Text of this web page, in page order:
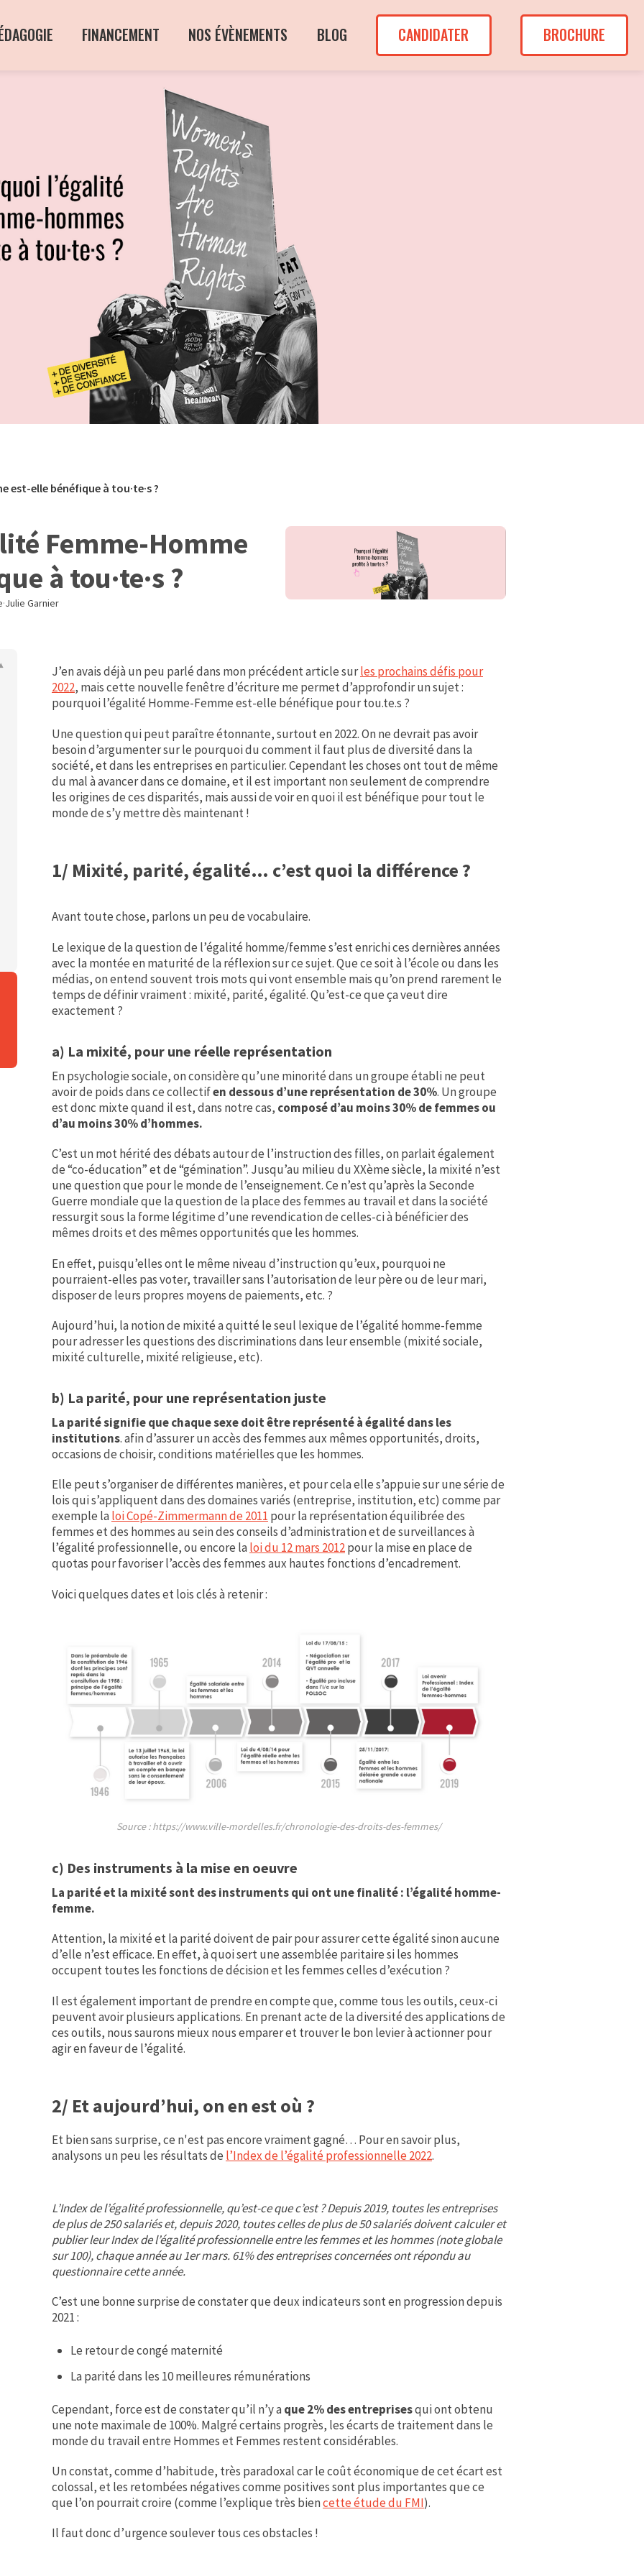
FINANCEMENT NOS ÉVÈNEMENTS BLOG CANDIDATER BROCHURE
est-elle bénéfique à tou·te·s ?
Femme-Homme
à tou·te·s ?
·Julie Garnier
J’en avais déjà un peu parlé dans mon précédent article surles prochains défis pour
2022, mais cette nouvelle fenêtre d’écriture me permet d’approfondir un sujet :
pourquoi l’égalité Homme-Femme est-elle bénéfique pour tou.te.s ?
Une question qui peut paraître étonnante, surtout en 2022. On ne devrait pas avoir
besoin d’argumenter sur le pourquoi du comment il faut plus de diversité dans la
société, et dans les entreprises en particulier. Cependant les choses ont tout de même
du mal à avancer dans ce domaine, et il est important non seulement de comprendre
les origines de ces disparités, mais aussi de voir en quoi il est bénéfique pour tout le
monde de s’y mettre dès maintenant !
1/ Mixité, parité, égalité… c’est quoi la différence ?
Avant toute chose, parlons un peu de vocabulaire.
Le lexique de la question de l’égalité homme/femme s’est enrichi ces dernières années
avec la montée en maturité de la réflexion sur ce sujet. Que ce soit à l’école ou dans les
médias, on entend souvent trois mots qui vont ensemble mais qu’on prend rarement le
temps de définir vraiment : mixité, parité, égalité. Qu’est-ce que ça veut dire
exactement ?
a) La mixité, pour une réelle représentation
En psychologie sociale, on considère qu’une minorité dans un groupe établi ne peut
avoir de poids dans ce collectifen dessous d’une représentation de 30%. Un groupe
est donc mixte quand il est, dans notre cas, composé d’au moins 30% de femmes ou
d’au moins 30% d’hommes.
C’est un mot hérité des débats autour de l’instruction des filles, on parlait également
de “co-éducation” et de “gémination”. Jusqu’au milieu du XXème siècle, la mixité n’est
une question que pour le monde de l’enseignement. Ce n’est qu’après la Seconde
Guerre mondiale que la question de la place des femmes au travail et dans la société
ressurgit sous la forme légitime d’une revendication de celles-ci à bénéficier des
mêmes droits et des mêmes opportunités que les hommes.
En effet, puisqu’elles ont le même niveau d’instruction qu’eux, pourquoi ne
pourraient-elles pas voter, travailler sans l’autorisation de leur père ou de leur mari,
disposer de leurs propres moyens de paiements, etc. ?
Aujourd’hui, la notion de mixité a quitté le seul lexique de l’égalité homme-femme
pour adresser les questions des discriminations dans leur ensemble (mixité sociale,
mixité culturelle, mixité religieuse, etc).
b) La parité, pour une représentation juste
La parité signifie que chaque sexe doit être représenté à égalité dans les
institutions. afin d’assurer un accès des femmes aux mêmes opportunités, droits,
occasions de choisir, conditions matérielles que les hommes.
Elle peut s’organiser de différentes manières, et pour cela elle s’appuie sur une série de
lois qui s’appliquent dans des domaines variés (entreprise, institution, etc) comme par
exemple laloi Copé-Zimmermann de 2011 pour la représentation équilibrée des
femmes et des hommes au sein des conseils d’administration et de surveillances à
l’égalité professionnelle, ou encore laloi du 12 mars 2012pour la mise en place de
quotas pour favoriser l’accès des femmes aux hautes fonctions d’encadrement.
Voici quelques dates et lois clés à retenir :
Source : https://www.ville-mordelles.fr/chronologie-des-droits-des-femmes/
c) Des instruments à la mise en oeuvre
La parité et la mixité sont des instruments qui ont une finalité : l’égalité homme-
femme.
Attention, la mixité et la parité doivent de pair pour assurer cette égalité sinon aucune
d’elle n’est efficace. En effet, à quoi sert une assemblée paritaire si les hommes
occupent toutes les fonctions de décision et les femmes celles d’exécution ?
Il est également important de prendre en compte que, comme tous les outils, ceux-ci
peuvent avoir plusieurs applications. En prenant acte de la diversité des applications de
ces outils, nous saurons mieux nous emparer et trouver le bon levier à actionner pour
agir en faveur de l’égalité.
2/ Et aujourd’hui, on en est où ?
Et bien sans surprise, ce n'est pas encore vraiment gagné… Pour en savoir plus,
analysons un peu les résultats de l’Index de l’égalité professionnelle 2022.
L’Index de l’égalité professionnelle, qu’est-ce que c’est ? Depuis 2019, toutes les entreprises
de plus de 250 salariés et, depuis 2020, toutes celles de plus de 50 salariés doivent calculer et
publier leur Index de l’égalité professionnelle entre les femmes et les hommes (note globale
sur 100), chaque année au 1er mars. 61% des entreprises concernées ont répondu au
questionnaire cette année.
C’est une bonne surprise de constater que deux indicateurs sont en progression depuis
2021 :
Le retour de congé maternité
La parité dans les 10 meilleures rémunérations
Cependant, force est de constater qu’il n’y aque 2% des entreprisesqui ont obtenu
une note maximale de 100%. Malgré certains progrès, les écarts de traitement dans le
monde du travail entre Hommes et Femmes restent considérables.
Un constat, comme d’habitude, très paradoxal car le coût économique de cet écart est
colossal, et les retombées négatives comme positives sont plus importantes que ce
que l’on pourrait croire (comme l’explique très biencette étude du FMI).
Il faut donc d’urgence soulever tous ces obstacles !